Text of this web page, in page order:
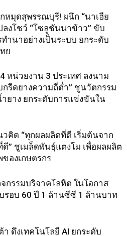
กหมุดสุพรรณบุรี! ผนึก “นาเฮีย
ลงโชว์ “โซลูชันนาข้าว” ขับ
ำนาอย่างเป็นระบบ ยกระดับ
ย
หน่วยงาน 3 ประเทศ ลงนาม
กรีดยางความถี่ต่ำ” ชูนวัตกรรม
ยาง ยกระดับการแข่งขันใน
วคิด “ทุกผลผลิตที่ดี เริ่มต้นจาก
ดี” ชูเมล็ดพันธุ์แตงโม เพื่อผลผลิต
องเกษตรกร
กรรมบริจาคโลหิต ในโอกาส
บรอบ 60 ปี 1 ล้านซีซี 1 ล้านบาท
ดึงเทคโนโลยี AI ยกระดับ